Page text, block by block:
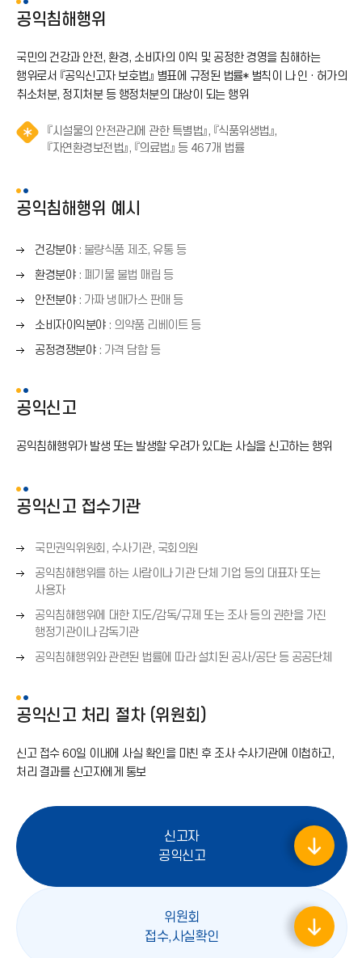
공공재정 부정청구 등 신고
E-감사실
공익침해행위
국민의 건강과 안전, 환경, 소비자의 이익 및 공정한 경영을 침해하는
행위로서 『공익신고자 보호법』 별표에 규정된 법률* 벌칙이 나 인 · 허가의
취소처분, 정지처분 등 행정처분의 대상이 되는 행위
『시설물의 안전관리에 관한 특별법』, 『식품위생법』,
『자연환경보전법』, 『의료법』 등 467개 법률알
공익침해행위 예시
오
른
쪽
화
살
(
건강분야: 불량식품 제조, 유통 등
오
른
쪽
화
살
표
)
환경분야: 폐기물 불법 매립 등
오
른
쪽
화
(
→
안전분야: 가짜 냉매가스 판매 등
오
른
쪽
표
→
소비자이익분야: 의약품 리베이트 등
오
화
살
(
공정경쟁분야: 가격 담합 등
공익신고
공익침해행위가 발생 또는 발생할 우려가 있다는 사실을 신고하는 행위
공익신고 접수기관
오
른
쪽
화
살
표
(
→
국민권익위원회, 수사기관, 국회의원
오
른
쪽
화
살
표
)
공익침해행위를 하는 사람이나 기관 단체 기업 등의 대표자 또는
사용자
오
른
쪽
화
(
)
공익침해행위에 대한 지도/감독/규제 또는 조사 등의 권한을 가진
행정기관이나 감독기관
오
화
살
(
→
공익침해행위와 관련된 법률에 따라 설치된 공사/공단 등 공공단체
공익신고 처리 절차 (위원회)
신고 접수 60일 이내에 사실 확인을 마친 후 조사 수사기관에 이첩하고,
처리 결과를 신고자에게 통보
신고자
공익신고
오
화
살
위원회
접수,사실확인
오